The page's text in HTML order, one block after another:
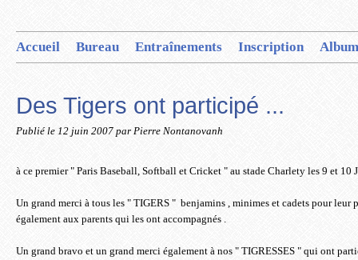
Accueil Bureau Entraînements Inscription
Des Tigers ont participé ...
Publié le 12 juin 2007 par Pierre Nontanovanh
à ce premier " Paris Baseball, Softball et Cricket " au stade Charlety les 9 et 10
Un grand merci à tous les " TIGERS " benjamins , minimes et cadets pour leur
également aux parents qui les ont accompagnés .
Un grand bravo et un grand merci également à nos " TIGRESSES " qui ont